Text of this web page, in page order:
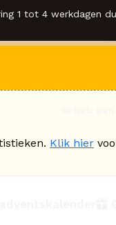
1 tot 4 werkdagen
Klik hier